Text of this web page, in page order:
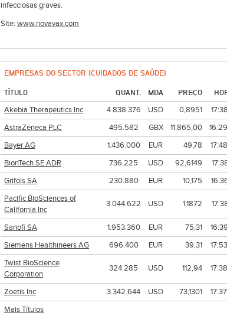
infecciosas graves.
Site: www.novavax.com
EMPRESAS DO SECTOR (CUIDADOS DE SAÚDE)
TÍTULO QUANT. MDA PREÇO
Akebia Therapeutics Inc
4.838.376 USD 0,8951
AstraZeneca PLC
495.582 GBX 11.865,00
Bayer AG
1.436.000 EUR 49,78
BionTech SE ADR
736.225 USD 92,6149
Grifols SA
230.880 EUR 10,175
Pacific BioSciences of
California Inc
3.044.622 USD 1,1872
Sanofi SA 1.953.360 EUR 75,31
Siemens Healthineers AG
696.400 EUR 39,31
Twist BioScience
Corporation
324.285 USD 112,94
Zoetis Inc 3.342.644 USD 73,1301
Mais Títulos